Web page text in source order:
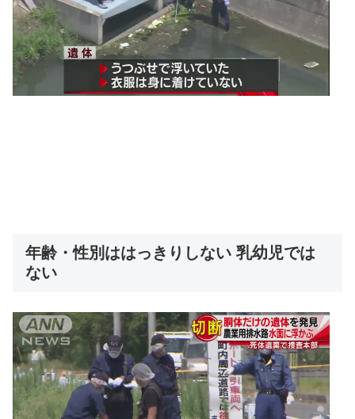
年齢・性別ははっきりしない 乳幼児では
ない